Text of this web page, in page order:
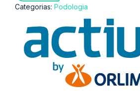
Categorias: Podologia